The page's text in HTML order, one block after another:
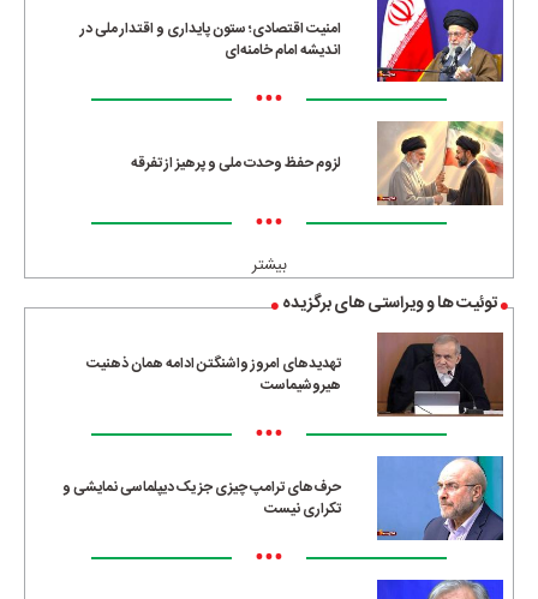
امنیت اقتصادی؛ ستون پایداری و اقتدار ملی در
اندیشه امام خامنه‌ای
•••
لزوم حفظ وحدت ملی و پرهیز از تفرقه
•••
بیشتر
توئیت ها و ویراستی های برگزیده
تهدیدهای امروز واشنگتن ادامه همان ذهنیت
هیروشیماست
•••
حرف‌های ترامپ چیزی جز یک دیپلماسی نمایشی و
تکراری نیست
•••